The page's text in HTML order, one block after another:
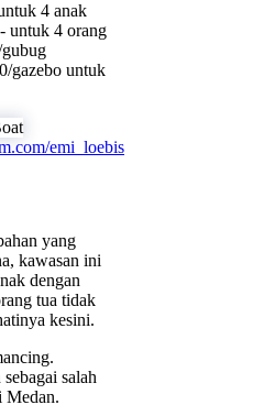
4 anak
untuk 4 orang
gazebo untuk
emi_loebis
yang
kawasan ini
dengan
tua tidak
kesini.
salah
Medan.